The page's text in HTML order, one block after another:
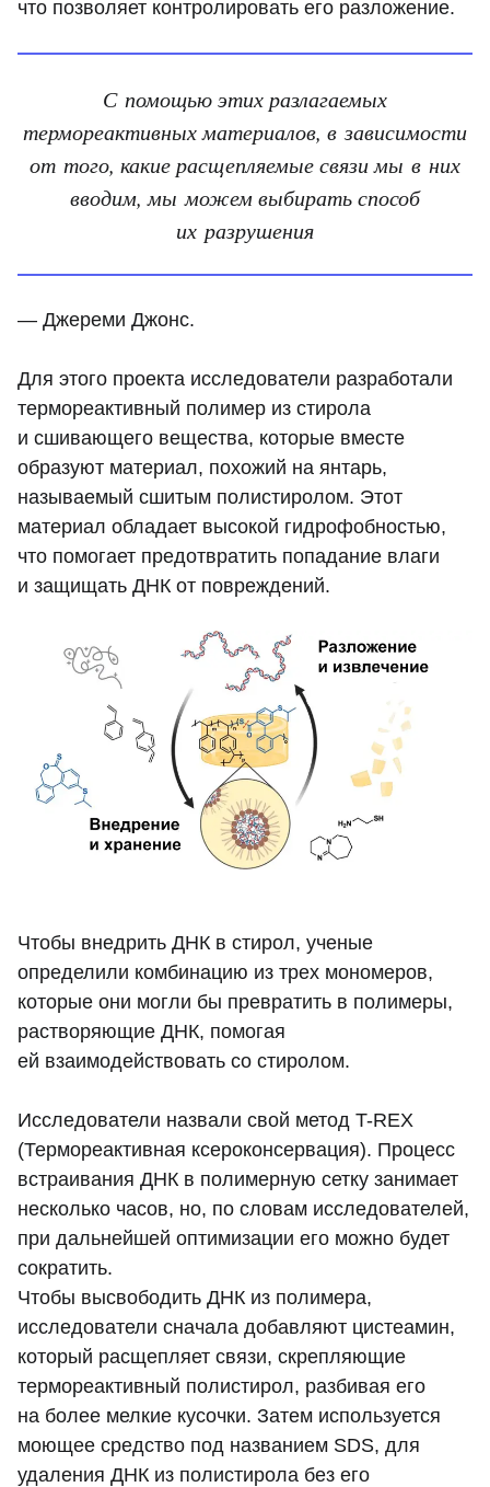
что позволяет контролировать его разложение.
С помощью этих разлагаемых
термореактивных материалов, в зависимости
от того, какие расщепляемые связи мы в них
вводим, мы можем выбирать способ
их разрушения
— Джереми Джонс.
Для этого проекта исследователи разработали
термореактивный полимер из стирола
и сшивающего вещества, которые вместе
образуют материал, похожий на янтарь,
называемый сшитым полистиролом. Этот
материал обладает высокой гидрофобностью,
что помогает предотвратить попадание влаги
и защищать ДНК от повреждений.
Чтобы внедрить ДНК в стирол, ученые
определили комбинацию из трех мономеров,
которые они могли бы превратить в полимеры,
растворяющие ДНК, помогая
ей взаимодействовать со стиролом.
Исследователи назвали свой метод T-REX
(Термореактивная ксероконсервация). Процесс
встраивания ДНК в полимерную сетку занимает
несколько часов, но, по словам исследователей,
при дальнейшей оптимизации его можно будет
сократить.
Чтобы высвободить ДНК из полимера,
исследователи сначала добавляют цистеамин,
который расщепляет связи, скрепляющие
термореактивный полистирол, разбивая его
на более мелкие кусочки. Затем используется
моющее средство под названием SDS, для
удаления ДНК из полистирола без его